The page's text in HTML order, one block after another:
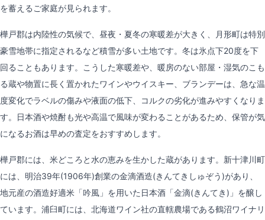
を蓄えるご家庭が見られます。
樺戸郡は内陸性の気候で、昼夜・夏冬の寒暖差が大きく、月形町は特別
豪雪地帯に指定されるなど積雪が多い土地です。冬は氷点下20度を下
回ることもあります。こうした寒暖差や、暖房のない部屋・湿気のこも
る蔵や物置に長く置かれたワインやウイスキー、ブランデーは、急な温
度変化でラベルの傷みや液面の低下、コルクの劣化が進みやすくなりま
す。日本酒や焼酎も光や高温で風味が変わることがあるため、保管が気
になるお酒は早めの査定をおすすめします。
樺戸郡には、米どころと水の恵みを生かした蔵があります。新十津川町
には、明治39年(1906年)創業の金滴酒造(きんてきしゅぞう)があり、
地元産の酒造好適米「吟風」を用いた日本酒「金滴(きんてき)」を醸し
ています。浦臼町には、北海道ワイン社の直轄農場である鶴沼ワイナリ